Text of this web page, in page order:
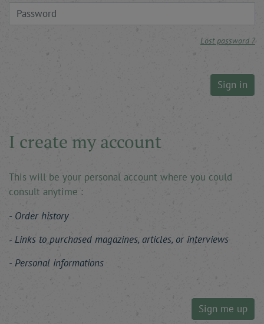
Lost password ?
Sign in
I create my account
This will be your personal account where you could
consult anytime :
Order history
Links to purchased magazines, articles, or interviews
Personal informations
Sign me up